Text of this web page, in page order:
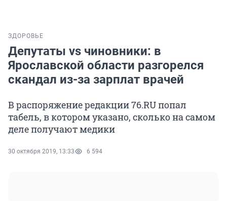
ЗДОРОВЬЕ
Депутаты vs чиновники: в
Ярославской области разгорелся
скандал из-за зарплат врачей
В распоряжение редакции 76.RU попал
табель, в котором указано, сколько на самом
деле получают медики
30 октября 2019, 13:33 6 594